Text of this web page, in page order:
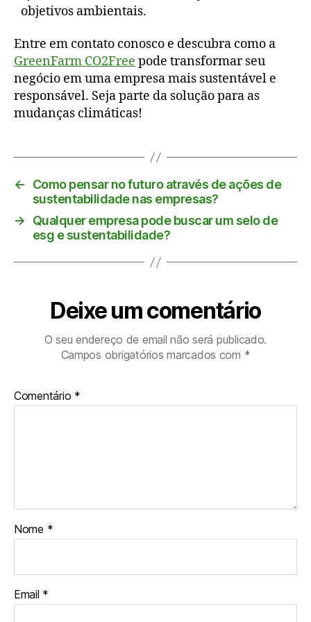
objetivos ambientais.
Entre em contato conosco e descubra como a
GreenFarm CO2Free pode transformar seu
negócio em uma empresa mais sustentável e
responsável. Seja parte da solução para as
mudanças climáticas!
←
Como pensar no futuro através de ações de
sustentabilidade nas empresas?
→
Qualquer empresa pode buscar um selo de
esg e sustentabilidade?
Deixe um comentário
O seu endereço de email não será publicado.
Campos obrigatórios marcados com *
Comentário *
Nome *
Email *